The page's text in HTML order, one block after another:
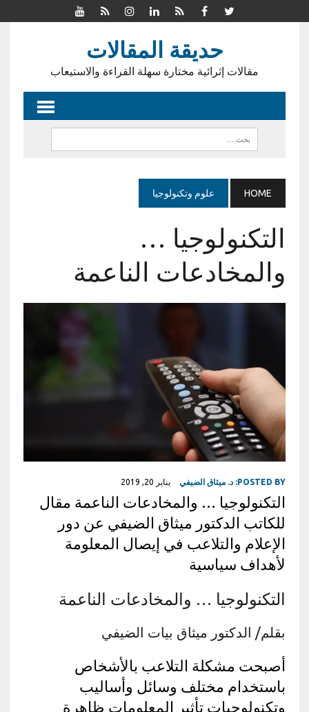
حديقة المقالات
مقالات إثرائية مختارة سهلة القراءة والاستيعاب
HOME علوم وتكنولوجيا
التكنولوجيا …
والمخادعات الناعمة
POSTED BY: د. ميثاق الضيفي يناير 20, 2019
التكنولوجيا … والمخادعات الناعمة مقال
للكاتب الدكتور ميثاق الضيفي عن دور
الإعلام والتلاعب في إيصال المعلومة
لأهداف سياسية
التكنولوجيا … والمخادعات الناعمة
بقلم/ الدكتور ميثاق بيات الضيفي
أصبحت مشكلة التلاعب بالأشخاص
باستخدام مختلف وسائل وأساليب
وتكنولوجيات تأثير المعلومات ظاهرة